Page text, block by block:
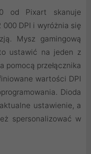
od Pixart skanuje
DPI i wyróżnia się
Mysz gamingową
ustawić na jeden z
pomocą przełącznika
wartości DPI
Dioda
ustawienie, a
spersonalizować w